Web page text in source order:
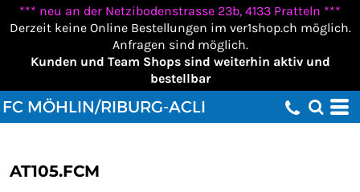
*** neu an der Netzibodenstrasse 23b, 4133 Pratteln ***
Derzeit keine Online Bestellungen im ver1shop.ch möglich.
Anfragen sind möglich.
Kunden und Team Shops sind weiterhin aktiv und
bestellbar
FC MÖHLIN/RIBURG-ACLI
AT105.FCM